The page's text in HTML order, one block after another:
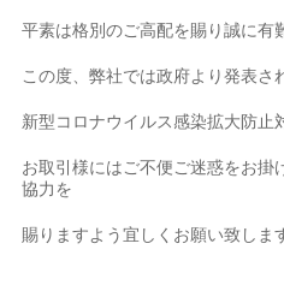
平素は格別のご高配を賜り誠に有
この度、弊社では政府より発表さ
新型コロナウイルス感染拡大防止
お取引様にはご不便ご迷惑をお掛
協力を
賜りますよう宜しくお願い致しま